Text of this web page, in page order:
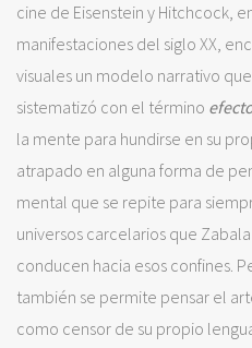
cine de Eisenstein y Hitchcock,
manifestaciones del siglo XX,
visuales un modelo narrativo
sistematizó con el término
la mente para hundirse en su
atrapado en alguna forma de
mental que se repite para
universos carcelarios que
conducen hacia esos confines.
también se permite pensar el
como censor de su propio